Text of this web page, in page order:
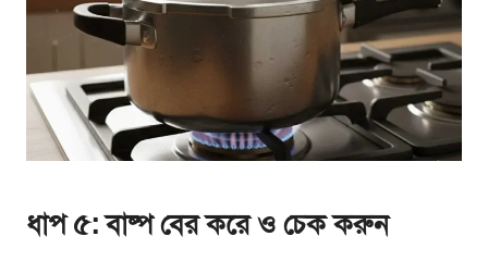
ধাপ ৫: বাষ্প বের করে ও চেক করুন